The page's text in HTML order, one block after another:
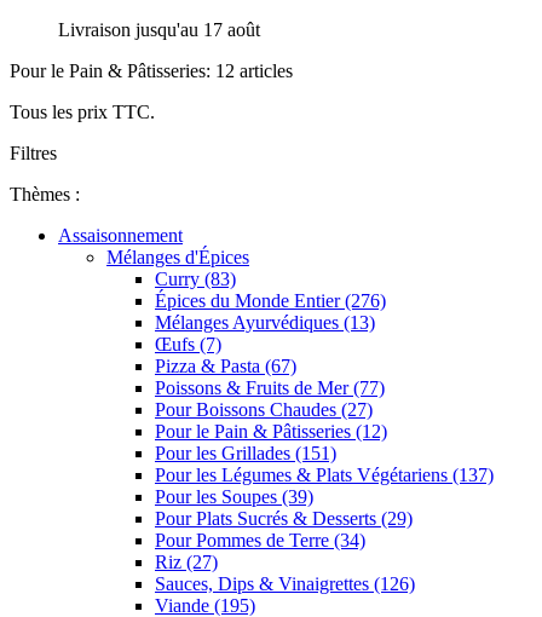
Livraison jusqu'au 17 août
Pour le Pain & Pâtisseries: 12 articles
Tous les prix TTC.
Filtres
Thèmes :
Assaisonnement
Mélanges d'Épices
Curry (83)
Épices du Monde Entier (276)
Mélanges Ayurvédiques (13)
Œufs (7)
Pizza & Pasta (67)
Poissons & Fruits de Mer (77)
Pour Boissons Chaudes (27)
Pour le Pain & Pâtisseries (12)
Pour les Grillades (151)
Pour les Légumes & Plats Végétariens (137)
Pour les Soupes (39)
Pour Plats Sucrés & Desserts (29)
Pour Pommes de Terre (34)
Riz (27)
Sauces, Dips & Vinaigrettes (126)
Viande (195)